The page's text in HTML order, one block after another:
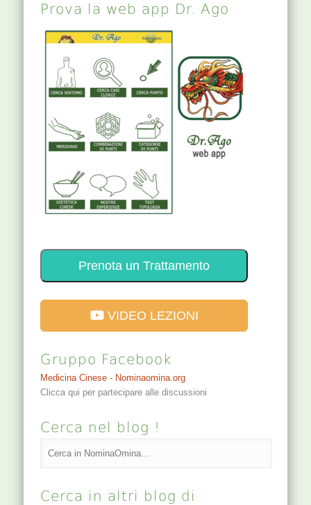
Prova la web app Dr. Ago
Prenota un Trattamento
VIDEO LEZIONI
Gruppo Facebook
Medicina Cinese - Nominaomina.org
Clicca qui per partecipare alle discussioni
Cerca nel blog !
Cerca in altri blog di